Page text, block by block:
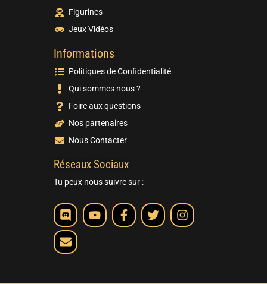
Figurines
Jeux Vidéos
Informations
Politiques de Confidentialité
Qui sommes nous ?
Foire aux questions
Nos partenaires
Nous Contacter
Réseaux Sociaux
Tu peux nous suivre sur :